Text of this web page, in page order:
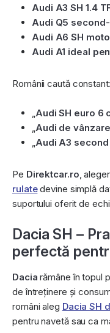
Audi A3 SH 1.4
Audi Q5
Audi A6 SH
Audi A1 ideal
Românii caută constant:
Audi SH euro 6
Audi de
Audi A3
Pe Direktcar.ro ,
rulatedevine simplă
suportului oferit de
Dacia SH –
perfectă
Dacia rămâne în topul
de întreținere și
români aleg Dacia SH
pentru navetă sau ca